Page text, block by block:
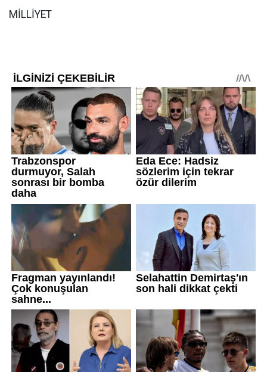
MİLLİYET